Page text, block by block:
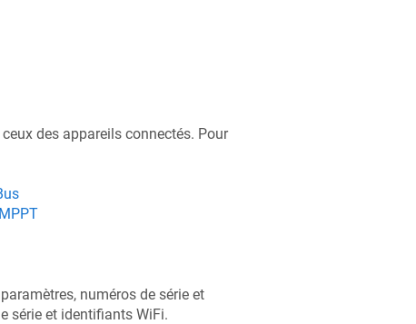
des appareils connectés. Pour
numéros de série et
série et identifiants WiFi.